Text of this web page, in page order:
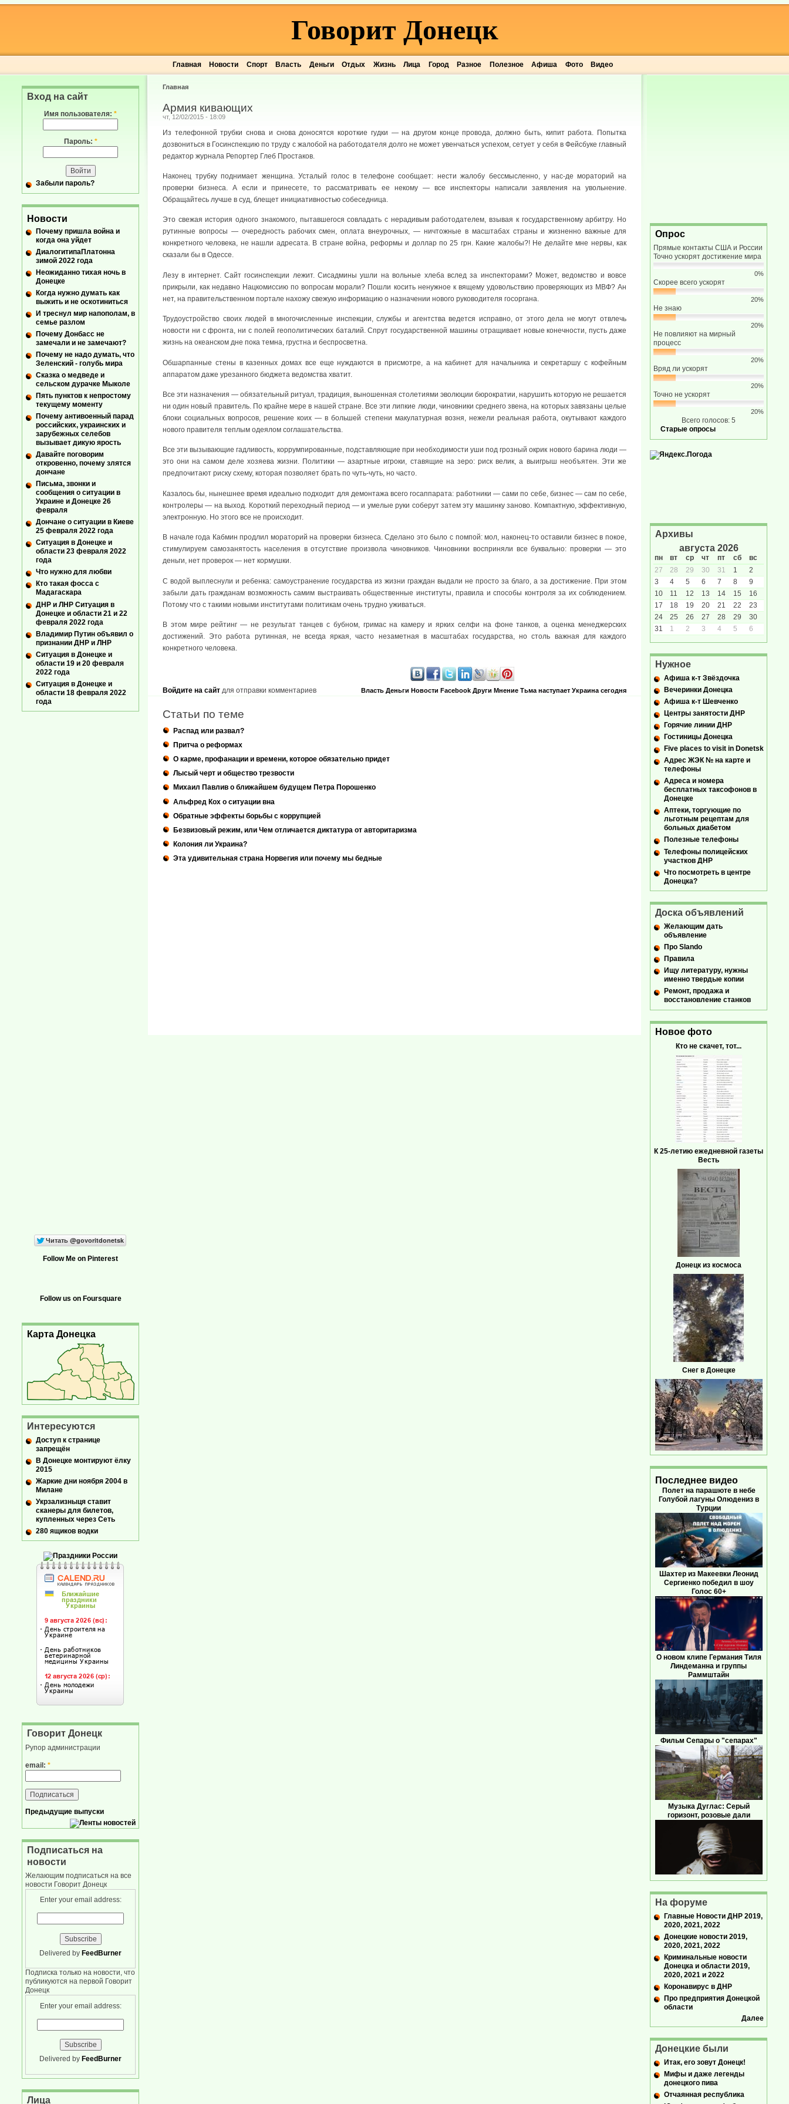
Главная Новости Спорт Власть Деньги Отдых Жизнь Лица Город Разное Полезное Афиша Фото Видео
Говорит Донецк
Главная
Армия кивающих
чт, 12/02/2015 - 18:09
Из телефонной трубки снова и снова доносятся короткие гудки — на другом конце провода, должно быть, кипит работа. Попытка
дозвониться в Госинспекцию по труду с жалобой на работодателя долго не может увенчаться успехом, сетует у себя в Фейсбуке главный
редактор журнала Репортер Глеб Простаков.
Наконец трубку поднимает женщина. Усталый голос в телефоне сообщает: нести жалобу бессмысленно, у нас-де мораторий на
проверки бизнеса. А если и принесете, то рассматривать ее некому — все инспекторы написали заявления на увольнение.
Обращайтесь лучше в суд, блещет инициативностью собеседница.
Это свежая история одного знакомого, пытавшегося совладать с нерадивым работодателем, взывая к государственному арбитру. Но
рутинные вопросы — очередность рабочих смен, оплата внеурочных, — ничтожные в масштабах страны и жизненно важные для
конкретного человека, не нашли адресата. В стране война, реформы и доллар по 25 грн. Какие жалобы?! Не делайте мне нервы, как
сказали бы в Одессе.
Лезу в интернет. Сайт госинспекции лежит. Сисадмины ушли на вольные хлеба вслед за инспекторами? Может, ведомство и вовсе
прикрыли, как недавно Нацкомиссию по вопросам морали? Пошли косить ненужное к вящему удовольствию проверяющих из МВФ? Ан
нет, на правительственном портале нахожу свежую информацию о назначении нового руководителя госоргана.
Трудоустройство своих людей в многочисленные инспекции, службы и агентства ведется исправно, от этого дела не могут отвлечь
новости ни с фронта, ни с полей геополитических баталий. Спрут государственной машины отращивает новые конечности, пусть даже
жизнь на океанском дне пока темна, грустна и беспросветна.
Обшарпанные стены в казенных домах все еще нуждаются в присмотре, а на кабинет для начальника и секретаршу с кофейным
аппаратом даже урезанного бюджета ведомства хватит.
Все эти назначения — обязательный ритуал, традиция, выношенная столетиями эволюции бюрократии, нарушить которую не решается
ни один новый правитель. По крайне мере в нашей стране. Все эти липкие люди, чиновники среднего звена, на которых завязаны целые
блоки социальных вопросов, решение коих — в большей степени макулатурная возня, нежели реальная работа, окутывают каждого
нового правителя теплым одеялом соглашательства.
Все эти вызывающие гадливость, коррумпированные, подставляющие при необходимости уши под грозный окрик нового барина люди —
это они на самом деле хозяева жизни. Политики — азартные игроки, ставящие на зеро: риск велик, а выигрыш необъятен. Эти же
предпочитают риску схему, которая позволяет брать по чуть-чуть, но часто.
Казалось бы, нынешнее время идеально подходит для демонтажа всего госаппарата: работники — сами по себе, бизнес — сам по себе,
контролеры — на выход. Короткий переходный период — и умелые руки соберут затем эту машинку заново. Компактную, эффективную,
электронную. Но этого все не происходит.
В начале года Кабмин продлил мораторий на проверки бизнеса. Сделано это было с помпой: мол, наконец-то оставили бизнес в покое,
стимулируем самозанятость населения в отсутствие произвола чиновников. Чиновники восприняли все буквально: проверки — это
деньги, нет проверок — нет кормушки.
С водой выплеснули и ребенка: самоустранение государства из жизни граждан выдали не просто за благо, а за достижение. При этом
забыли дать гражданам возможность самим выстраивать общественные институты, правила и способы контроля за их соблюдением.
Потому что с такими новыми институтами политикам очень трудно уживаться.
В этом мире рейтинг — не результат танцев с бубном, гримас на камеру и ярких селфи на фоне танков, а оценка менеджерских
достижений. Это работа рутинная, не всегда яркая, часто незаметная в масштабах государства, но столь важная для каждого
конкретного человека.
Власть Деньги Новости Facebook Други Мнение Тьма наступает Украина сегодня
Войдите на сайт для отправки комментариев
Статьи по теме
Распад или развал?
Притча о реформах
О карме, профанации и времени, которое обязательно придет
Лысый черт и общество трезвости
Михаил Павлив о ближайшем будущем Петра Порошенко
Альфред Кох о ситуации вна
Обратные эффекты борьбы с коррупцией
Безвизовый режим, или Чем отличается диктатура от авторитаризма
Колония ли Украина?
Эта удивительная страна Норвегия или почему мы бедные
Вход на сайт
Имя пользователя: *
Пароль: *
Забыли пароль?
Новости
Почему пришла война и
когда она уйдет
ДиалогитипаПлатонна
зимой 2022 года
Неожиданно тихая ночь в
Донецке
Когда нужно думать как
выжить и не оскотиниться
И треснул мир напополам, в
семье разлом
Почему Донбасс не
замечали и не замечают?
Почему не надо думать, что
Зеленский - голубь мира
Сказка о медведе и
сельском дурачке Мыколе
Пять пунктов к непростому
текущему моменту
Почему антивоенный парад
российских, украинских и
зарубежных селебов
вызывает дикую ярость
Давайте поговорим
откровенно, почему злятся
дончане
Письма, звонки и
сообщения о ситуации в
Украине и Донецке 26
февраля
Дончане о ситуации в Киеве
25 февраля 2022 года
Ситуация в Донецке и
области 23 февраля 2022
года
Что нужно для любви
Кто такая фосса с
Мадагаскара
ДНР и ЛНР Ситуация в
Донецке и области 21 и 22
февраля 2022 года
Владимир Путин объявил о
признании ДНР и ЛНР
Ситуация в Донецке и
области 19 и 20 февраля
2022 года
Ситуация в Донецке и
области 18 февраля 2022
года
Follow Me on Pinterest
Follow us on Foursquare
Карта Донецка
Интересуются
Доступ к странице
запрещён
В Донецке монтируют ёлку
2015
Жаркие дни ноября 2004 в
Милане
Укрзализныця ставит
сканеры для билетов,
купленных через Сеть
280 ящиков водки
Говорит Донецк
Рупор администрации
email: *
Предыдущие выпуски
Подписаться на
новости
Желающим подписаться на все
новости Говорит Донецк
Enter your email address:
Delivered by FeedBurner
Подписка только на новости, что
публикуются на первой Говорит
Донецк
Enter your email address:
Delivered by FeedBurner
Лица
Опрос
Прямые контакты США и России
Точно ускорят достижение мира
0%
Скорее всего ускорят
20%
Не знаю
20%
Не повлияют на мирный
процесс
20%
Вряд ли ускорят
20%
Точно не ускорят
20%
Всего голосов: 5
Старые опросы
Архивы
августа 2026
пн вт ср чт пт сб
вс
27
28 29 30 31 1
2
3
4 5 6 7 8
9
10
11 12 13 14 15
16
17
18 19 20 21 22
23
24
25 26 27 28 29
30
31
1 2 3 4 5 6
Нужное
Афиша к-т Звёздочка
Вечеринки Донецка
Афиша к-т Шевченко
Центры занятости ДНР
Горячие линии ДНР
Гостиницы Донецка
Five places to visit in Donetsk
Адрес ЖЭК № на карте и
телефоны
Адреса и номера
бесплатных таксофонов в
Донецке
Аптеки, торгующие по
льготным рецептам для
больных диабетом
Полезные телефоны
Телефоны полицейских
участков ДНР
Что посмотреть в центре
Донецка?
Доска объявлений
Желающим дать
объявление
Про Slando
Правила
Ищу литературу, нужны
именно твердые копии
Ремонт, продажа и
восстановление станков
Новое фото
Кто не скачет, тот...
К 25-летию ежедневной газеты
Весть
Донецк из космоса
Снег в Донецке
Последнее видео
Полет на парашюте в небе
Голубой лагуны Олюдениз в
Турции
Шахтер из Макеевки Леонид
Сергиенко победил в шоу
Голос 60+
О новом клипе Германия Тиля
Линдеманна и группы
Раммштайн
Фильм Сепары о "сепарах"
Музыка Дуглас: Серый
горизонт, розовые дали
На форуме
Главные Новости ДНР 2019,
2020, 2021, 2022
Донецкие новости 2019,
2020, 2021, 2022
Криминальные новости
Донецка и области 2019,
2020, 2021 и 2022
Коронавирус в ДНР
Про предприятия Донецкой
области
Далее
Донецкие были
Итак, его зовут Донецк!
Мифы и даже легенды
донецкого пива
Отчаянная республика